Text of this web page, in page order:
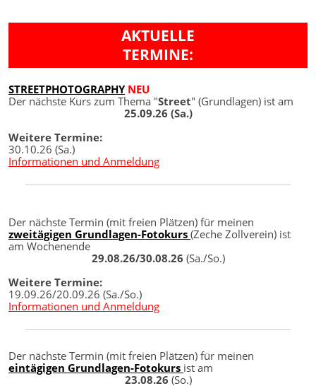
AKTUELLE
TERMINE:
STREETPHOTOGRAPHY NEU
Der nächste Kurs zum Thema "Street" (Grundlagen) ist am
25.09.26 (Sa.)
Weitere Termine:
30.10.26 (Sa.)
Informationen und Anmeldung
Der nächste Termin (mit freien Plätzen) für meinen
zweitägigen Grundlagen-Fotokurs (Zeche Zollverein) ist
am Wochenende
29.08.26/30.08.26 (Sa./So.)
Weitere Termine:
19.09.26/20.09.26 (Sa./So.)
Informationen und Anmeldung
Der nächste Termin (mit freien Plätzen) für meinen
eintägigen Grundlagen-Fotokurs ist am
23.08.26 (So.)